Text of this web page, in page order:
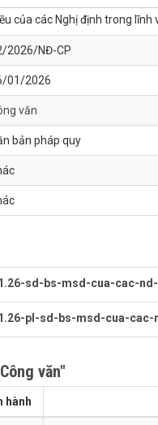
của các Nghị định trong
2026/NĐ-CP
01/2026
văn
bản pháp quy
sd-bs-msd-cua-cac-
pl-sd-bs-msd-cua-
văn"
hành